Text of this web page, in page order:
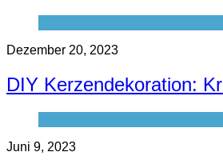
Dezember 20, 2023
DIY Kerzendekoration:
Juni 9, 2023